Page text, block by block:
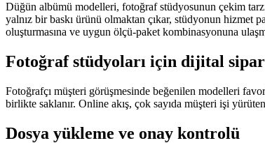
Düğün albümü modelleri, fotoğraf stüdyosunun çekim
yalnız bir baskı ürünü olmaktan çıkar, stüdyonun hizmet
oluşturmasına ve uygun ölçü-paket kombinasyonuna
Fotoğraf stüdyoları için dijital
Fotoğrafçı müşteri görüşmesinde beğenilen modelleri
birlikte saklanır. Online akış, çok sayıda müşteri işi
Dosya yükleme ve onay kontrolü